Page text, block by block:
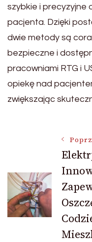
szybkie i precyzyjne
pacjenta. Dzięki
dwie metody są
bezpieczne i
pracowniami RTG i
opiekę nad
zwiększając
wpisu